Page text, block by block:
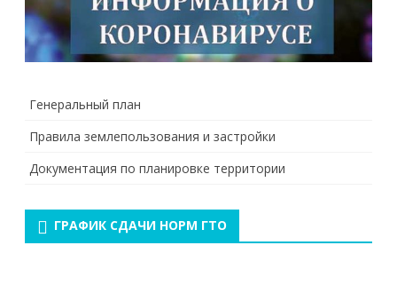
Генеральный план
Правила землепользования и застройки
Документация по планировке территории
ГРАФИК СДАЧИ НОРМ ГТО